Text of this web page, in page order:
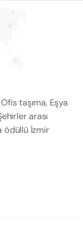
taşıma, Eşya
arası
ödüllü İzmir